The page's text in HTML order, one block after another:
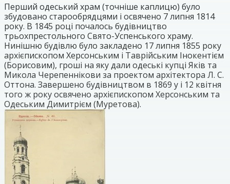
Перший одеський храм (точніше каплицю) було
збудовано старообрядцями і освячено 7 липня 1814
року. В 1845 році почалось будівництво
трьохпрестольного Свято-Успенського храму.
Нинішню будівлю було закладено 17 липня 1855 року
архієпископом Херсонським і Таврійським Інокентієм
(Борисовим), гроші на яку дали одеські купці Яків та
Микола Черепеннікови за проектом архітектора Л. С.
Оттона. Завершено будівництвом в 1869 у і 12 квітня
того ж року освячено архієпископом Херсонським та
Одеським Димитрієм (Муретова).